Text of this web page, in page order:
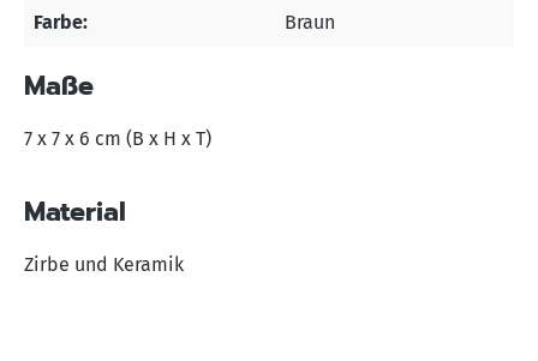
Farbe: Braun
Maße
7 x 7 x 6 cm (B x H x T)
Material
Zirbe und Keramik